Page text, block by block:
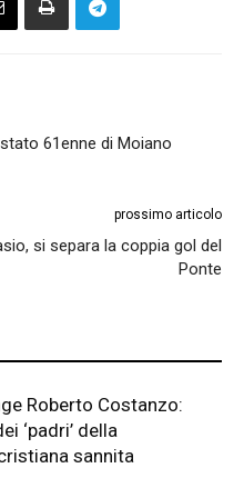
61enne di Moiano
prossimo articolo
si separa la coppia gol del
Ponte
Roberto Costanzo:
‘padri’ della
sannita